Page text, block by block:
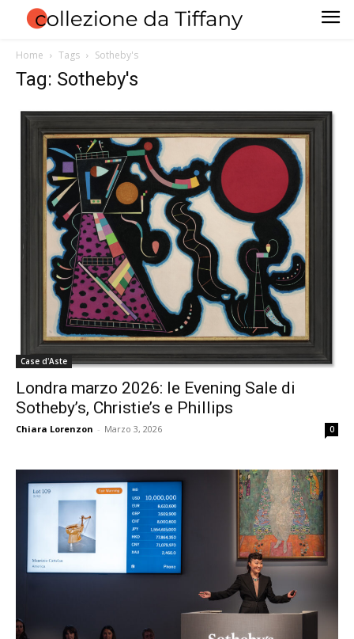
Home Tags Sotheby's
Tag: Sotheby's
Case d'Aste
Londra marzo 2026: le Evening Sale di
Sotheby’s, Christie’s e Phillips
Chiara Lorenzon - Marzo 3, 2026 0